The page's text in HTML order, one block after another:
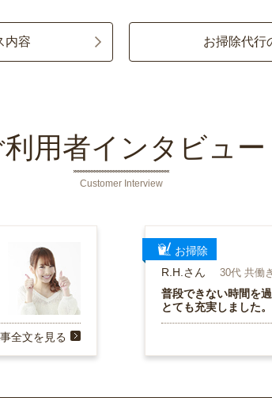
内容 お掃除代行
利用者インタビュー
Customer Interview
全文を見る
お掃除
R.H.さん
30代 共働
普段できない時間を
とても充実しました。